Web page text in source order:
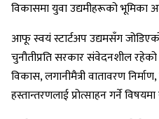
विकासमा युवा उद्यमीहरूको भूमिका
आफू स्वयं स्टार्टअप उद्यमसँग
चुनौतीप्रति सरकार संवेदनशील रहेको
विकास, लगानीमैत्री वातावरण
हस्तान्तरणलाई प्रोत्साहन गर्ने